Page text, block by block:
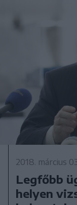
2018. március
Legfőbb
helyen